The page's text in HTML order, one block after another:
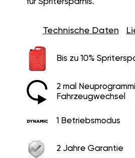
Technische Daten
Bis zu 10%
2 mal
Fahrzeugwechsel
1 Betriebsmodus
2 Jahre Garantie